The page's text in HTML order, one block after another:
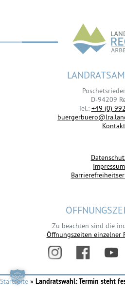
D-94209
Tel.: +49 (0)
Kontakt
Impressum
Zu beachten sind die
Öffnungszeiten einzelner
Startseite » Landratswahl: Termin steht